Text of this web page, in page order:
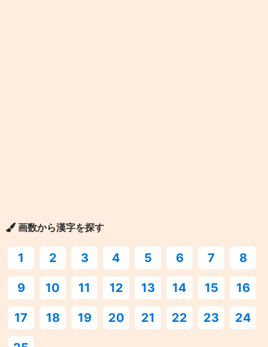
画数から漢字を探す
1 2 3 4 5 6 7 8
9 10 11 12 13 14 15 16
17 18 19 20 21 22 23 24